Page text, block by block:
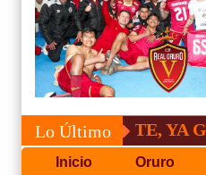
Lo ÚltimoYA GOLEA 5-0
Inicio Oruro